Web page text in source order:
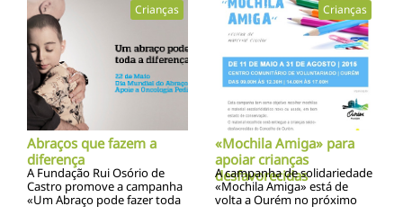
Crianças
Abraços que fazem a
diferença
A Fundação Rui Osório de
Castro promove a campanha
«Um Abraço pode fazer toda
Crianças
«Mochila Amiga» para
apoiar crianças
desfavorecidas
A campanha de solidariedade
«Mochila Amiga» está de
volta a Ourém no próximo